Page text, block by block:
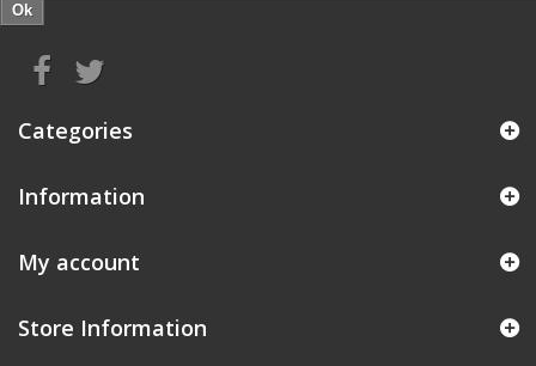
Ok
Categories
Information
My account
Store Information